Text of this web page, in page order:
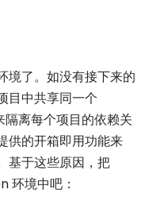
境了。如没有接下来的
目中共享同一个
离每个项目的依赖关
供的开箱即用功能来
基于这些原因，把
环境中吧：